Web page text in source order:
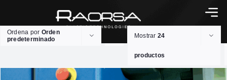
Ordena por Orden
predeterminado
Mostrar 24
productos